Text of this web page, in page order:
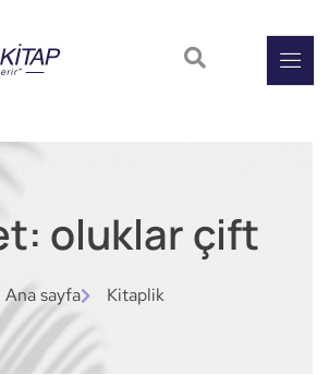
oluklar çift
Ana sayfa Kitaplik